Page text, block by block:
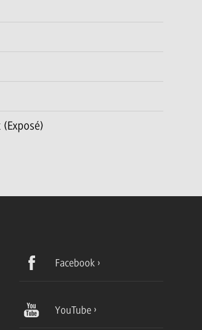
Facebook
YouTube